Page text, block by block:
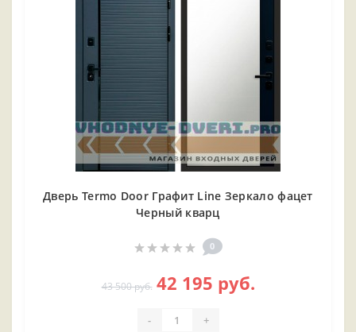
Дверь Termo Door Графит Line Зеркало фацет
Черный кварц
0
43 500 руб. 42 195 руб.
- +